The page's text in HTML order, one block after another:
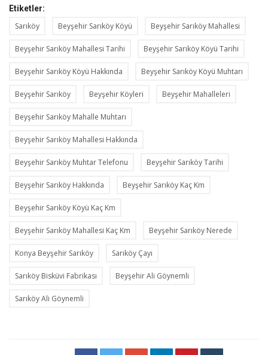
Etiketler:
Sarıköy Beyşehir Sarıköy Köyü Beyşehir Sarıköy Mahallesi
Beyşehir Sarıköy Mahallesi Tarihi Beyşehir Sarıköy Köyü Tarihi
Beyşehir Sarıköy Köyü Hakkında Beyşehir Sarıköy Köyü Muhtarı
Beyşehir Sarıköy Beyşehir Köyleri Beyşehir Mahalleleri
Beyşehir Sarıköy Mahalle Muhtarı
Beyşehir Sarıköy Mahallesi Hakkında
Beyşehir Sarıköy Muhtar Telefonu Beyşehir Sarıköy Tarihi
Beyşehir Sarıköy Hakkında Beyşehir Sarıköy Kaç Km
Beyşehir Sarıköy Köyü Kaç Km
Beyşehir Sarıköy Mahallesi Kaç Km Beyşehir Sarıköy Nerede
Konya Beyşehir Sarıköy Sarıköy Çayı
Sarıköy Bisküvi Fabrikası Beyşehir Ali Göynemli
Sarıköy Ali Göynemli